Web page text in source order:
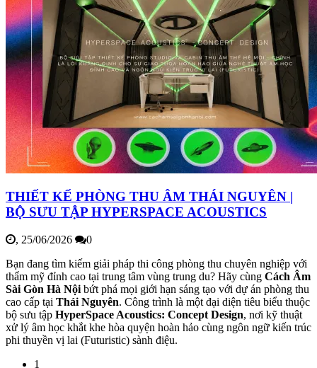
THIẾT KẾ PHÒNG THU ÂM THÁI NGUYÊN |
BỘ SƯU TẬP HYPERSPACE ACOUSTICS
, 25/06/2026
0
Bạn đang tìm kiếm giải pháp thi công phòng thu chuyên nghiệp với
thẩm mỹ đỉnh cao tại trung tâm vùng trung du? Hãy cùng Cách Âm
Sài Gòn Hà Nội bứt phá mọi giới hạn sáng tạo với dự án phòng thu
cao cấp tại Thái Nguyên. Công trình là một đại diện tiêu biểu thuộc
bộ sưu tập HyperSpace Acoustics: Concept Design, nơi kỹ thuật
xử lý âm học khắt khe hòa quyện hoàn hảo cùng ngôn ngữ kiến trúc
phi thuyền vị lai (Futuristic) sành điệu.
1